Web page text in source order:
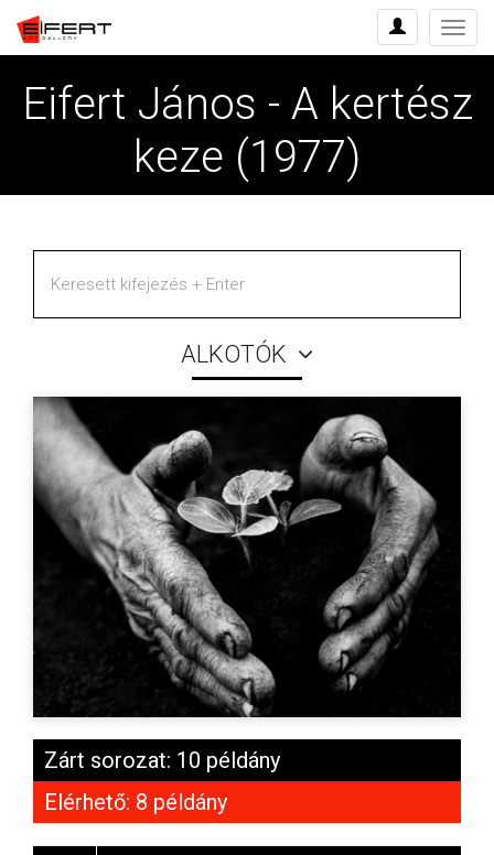
Menü
Eifert János - A kertész
keze (1977)
ALKOTÓK
Zárt sorozat: 10 példány
Elérhető: 8 példány